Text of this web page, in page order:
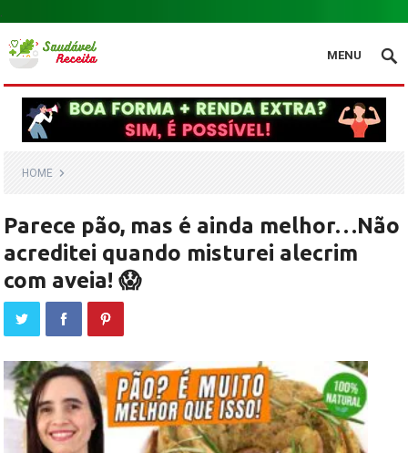
.
MENU
HOME
Parece pão, mas é ainda melhor…Não
acreditei quando misturei alecrim
com aveia! 😱